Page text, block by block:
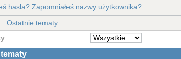
hasła? Zapomniałeś nazwy użytkownika?
Ostatnie tematy